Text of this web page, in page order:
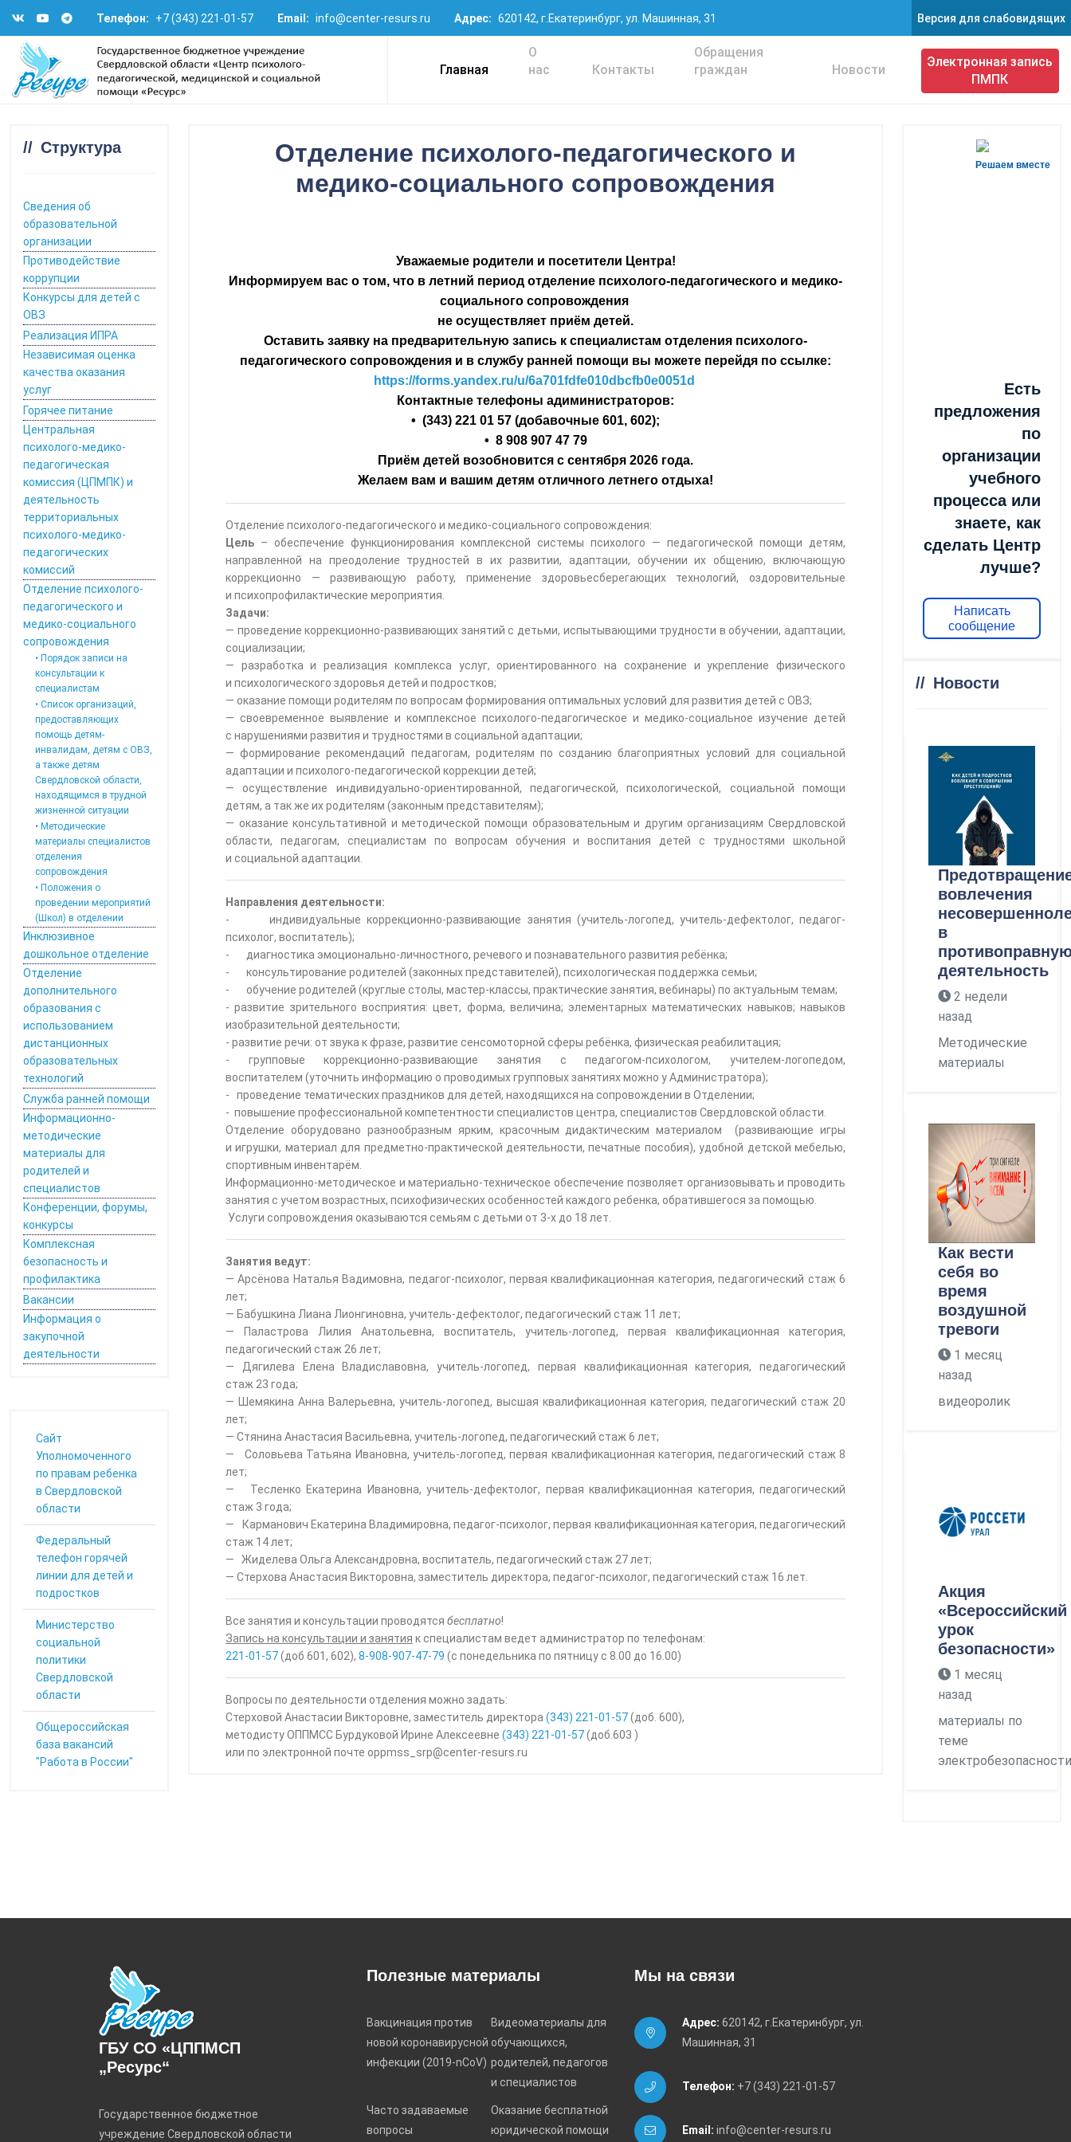
Телефон: +7 (343) 221-01-57 Email: info@center-resurs.ru Адрес: 620142, г.Екатеринбург, ул. Машинная, 31 Версия для слабовидящих
Главная
О
нас
Контакты
Обращения
граждан
Новости
Электронная запись
ПМПК
Структура
Сведения об
образовательной
организации
Противодействие
коррупции
Конкурсы для детей с
ОВЗ
Реализация ИПРА
Независимая оценка
качества оказания
услуг
Горячее питание
Центральная
психолого-медико-
педагогическая
комиссия (ЦПМПК) и
деятельность
территориальных
психолого-медико-
педагогических
комиссий
Отделение психолого-
педагогического и
медико-социального
сопровождения
• Порядок записи на
консультации к
специалистам
• Список организаций,
предоставляющих
помощь детям-
инвалидам, детям с ОВЗ,
а также детям
Свердловской области,
находящимся в трудной
жизненной ситуации
• Методические
материалы специалистов
отделения
сопровождения
• Положения о
проведении мероприятий
(Школ) в отделении
Инклюзивное
дошкольное отделение
Отделение
дополнительного
образования с
использованием
дистанционных
образовательных
технологий
Служба ранней помощи
Информационно-
методические
материалы для
родителей и
специалистов
Конференции, форумы,
конкурсы
Комплексная
безопасность и
профилактика
Вакансии
Информация о
закупочной
деятельности
Cайт
Уполномоченного
по правам ребенка
в Свердловской
области
Федеральный
телефон горячей
линии для детей и
подростков
Министерство
социальной
политики
Свердловской
области
Общероссийская
база вакансий
"Работа в России"
Отделение психолого-педагогического и
медико-социального сопровождения
Уважаемые родители и посетители Центра!
Информируем вас о том, что в летний период отделение психолого-педагогического и медико-
социального сопровождения
не осуществляет приём детей.
Оставить заявку на предварительную запись к специалистам отделения психолого-
педагогического сопровождения и в службу ранней помощи вы можете перейдя по ссылке:
https://forms.yandex.ru/u/6a701fdfe010dbcfb0e0051d
Контактные телефоны адиминистраторов:
• (343) 221 01 57 (добавочные 601, 602);
• 8 908 907 47 79
Приём детей возобновится с сентября 2026 года.
Желаем вам и вашим детям отличного летнего отдыха!
Отделение психолого-педагогического и медико-социального сопровождения:
Цель – обеспечение функционирования комплексной системы психолого — педагогической помощи детям,
направленной на преодоление трудностей в их развитии, адаптации, обучении их общению, включающую
коррекционно — развивающую работу, применение здоровьесберегающих технологий, оздоровительные
и психопрофилактические мероприятия.
Задачи:
— проведение коррекционно-развивающих занятий с детьми, испытывающими трудности в обучении, адаптации,
социализации;
— разработка и реализация комплекса услуг, ориентированного на сохранение и укрепление физического
и психологического здоровья детей и подростков;
— оказание помощи родителям по вопросам формирования оптимальных условий для развития детей с ОВЗ;
— своевременное выявление и комплексное психолого-педагогическое и медико-социальное изучение детей
с нарушениями развития и трудностями в социальной адаптации;
— формирование рекомендаций педагогам, родителям по созданию благоприятных условий для социальной
адаптации и психолого-педагогической коррекции детей;
— осуществление индивидуально-ориентированной, педагогической, психологической, социальной помощи
детям, а так же их родителям (законным представителям);
— оказание консультативной и методической помощи образовательным и другим организациям Свердловской
области, педагогам, специалистам по вопросам обучения и воспитания детей с трудностями школьной
и социальной адаптации.
Направления деятельности:
- индивидуальные коррекционно-развивающие занятия (учитель-логопед, учитель-дефектолог, педагог-
психолог, воспитатель);
- диагностика эмоционально-личностного, речевого и познавательного развития ребёнка;
- консультирование родителей (законных представителей), психологическая поддержка семьи;
- обучение родителей (круглые столы, мастер-классы, практические занятия, вебинары) по актуальным темам;
- развитие зрительного восприятия: цвет, форма, величина; элементарных математических навыков; навыков
изобразительной деятельности;
- развитие речи: от звука к фразе, развитие сенсомоторной сферы ребёнка, физическая реабилитация;
- групповые коррекционно-развивающие занятия с педагогом-психологом, учителем-логопедом,
воспитателем (уточнить информацию о проводимых групповых занятиях можно у Администратора);
- проведение тематических праздников для детей, находящихся на сопровождении в Отделении;
- повышение профессиональной компетентности специалистов центра, специалистов Свердловской области.
Отделение оборудовано разнообразным ярким, красочным дидактическим материалом (развивающие игры
и игрушки, материал для предметно-практической деятельности, печатные пособия), удобной детской мебелью,
спортивным инвентарём.
Информационно-методическое и материально-техническое обеспечение позволяет организовывать и проводить
занятия с учетом возрастных, психофизических особенностей каждого ребенка, обратившегося за помощью.
Услуги сопровождения оказываются семьям с детьми от 3-х до 18 лет.
Занятия ведут:
— Арсёнова Наталья Вадимовна, педагог-психолог, первая квалификационная категория, педагогический стаж 6
лет;
— Бабушкина Лиана Лионгиновна, учитель-дефектолог, педагогический стаж 11 лет;
— Паластрова Лилия Анатольевна, воспитатель, учитель-логопед, первая квалификационная категория,
педагогический стаж 26 лет;
— Дягилева Елена Владиславовна, учитель-логопед, первая квалификационная категория, педагогический
стаж 23 года;
— Шемякина Анна Валерьевна, учитель-логопед, высшая квалификационная категория, педагогический стаж 20
лет;
— Стянина Анастасия Васильевна, учитель-логопед, педагогический стаж 6 лет;
— Соловьева Татьяна Ивановна, учитель-логопед, первая квалификационная категория, педагогический стаж 8
лет;
— Тесленко Екатерина Ивановна, учитель-дефектолог, первая квалификационная категория, педагогический
стаж 3 года;
— Карманович Екатерина Владимировна, педагог-психолог, первая квалификационная категория, педагогический
стаж 14 лет;
— Жиделева Ольга Александровна, воспитатель, педагогический стаж 27 лет;
— Стерхова Анастасия Викторовна, заместитель директора, педагог-психолог, педагогический стаж 16 лет.
Все занятия и консультации проводятся бесплатно!
Запись на консультации и занятия к специалистам ведет администратор по телефонам:
221-01-57(доб 601, 602), 8-908-907-47-79 (с понедельника по пятницу с 8.00 до 16.00)
Вопросы по деятельности отделения можно задать:
Стерховой Анастасии Викторовне, заместитель директора (343) 221-01-57(доб. 600),
методисту ОППМСС Бурдуковой Ирине Алексеевне (343) 221-01-57(доб.603 )
или по электронной почте oppmss_srp@center-resurs.ru
Решаем вместе
Есть
предложения
по
организации
учебного
процесса или
знаете, как
сделать Центр
лучше?
Написать
сообщение
Новости
вовлечения
в
деятельность
2 недели
назад
Методические
материалы
Как вести
себя во
время
воздушной
тревоги
1 месяц
назад
видеоролик
Акция
«Всероссийский
урок
безопасности»
1 месяц
назад
материалы по
теме
электробезопасности
ГБУ СО «ЦППМСП
„Ресурс“
Государственное бюджетное
учреждение Свердловской области
Полезные материалы
Вакцинация против
новой коронавирусной
инфекции (2019-nCoV)
Видеоматериалы для
обучающихся,
родителей, педагогов
и специалистов
Часто задаваемые
вопросы
Оказание бесплатной
юридической помощи
Мы на связи
Адрес: 620142, г.Екатеринбург, ул.
Машинная, 31
Телефон: +7 (343) 221-01-57
Email: info@center-resurs.ru